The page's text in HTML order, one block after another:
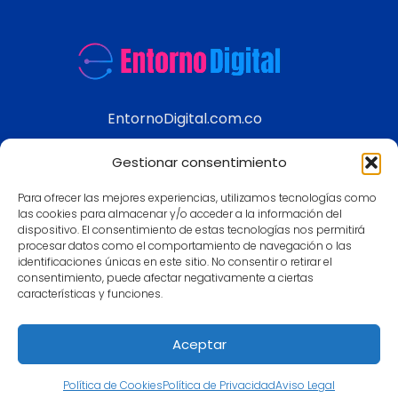
Gestionar consentimiento
Para ofrecer las mejores experiencias, utilizamos tecnologías como
las cookies para almacenar y/o acceder a la información del
dispositivo. El consentimiento de estas tecnologías nos permitirá
procesar datos como el comportamiento de navegación o las
identificaciones únicas en este sitio. No consentir o retirar el
consentimiento, puede afectar negativamente a ciertas
características y funciones.
Aceptar
Política de CookiesPolítica de PrivacidadAviso Legal
EntornoDigital.com.co
modernos
Aviso legal
Política de Privacidad
Política de Cookies
Contacto